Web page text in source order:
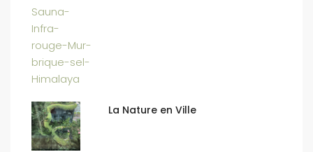
La Nature en Ville